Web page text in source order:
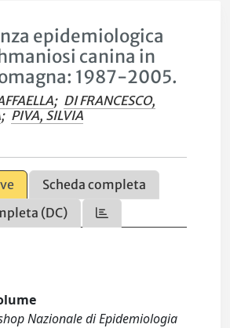
epidemiologica
canina in
1987-2005.
; DI FRANCESCO,
; PIVA, SILVIA
Scheda completa
(DC)
Nazionale di Epidemiologia